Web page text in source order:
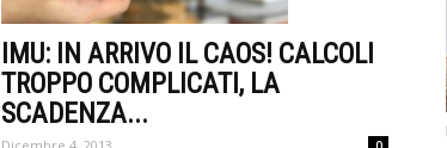
IMU: IN ARRIVO IL CAOS! CALCOLI
TROPPO COMPLICATI, LA
SCADENZA...